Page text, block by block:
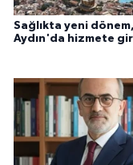
Sağlıkta yeni dönem,
Aydın'da hizmete